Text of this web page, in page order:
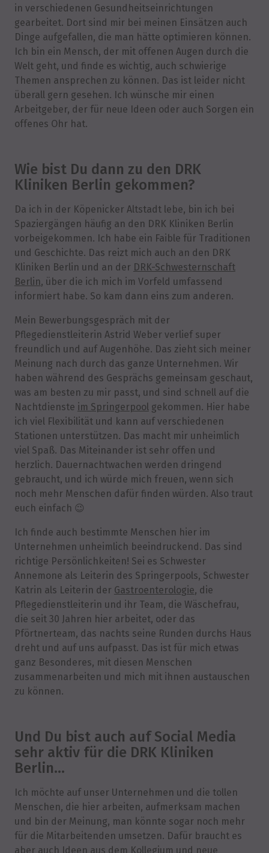
in verschiedenen Gesundheitseinrichtungen
gearbeitet. Dort sind mir bei meinen Einsätzen auch
Dinge aufgefallen, die man hätte optimieren können.
Ich bin ein Mensch, der mit offenen Augen durch die
Welt geht, und finde es wichtig, auch schwierige
Themen ansprechen zu können. Das ist leider nicht
überall gern gesehen. Ich wünsche mir einen
Arbeitgeber, der für neue Ideen oder auch Sorgen ein
offenes Ohr hat.
Wie bist Du dann zu den DRK
Kliniken Berlin gekommen?
Da ich in der Köpenicker Altstadt lebe, bin ich bei
Spaziergängen häufig an den DRK Kliniken Berlin
vorbeigekommen. Ich habe ein Faible für Traditionen
und Geschichte. Das reizt mich auch an den DRK
Kliniken Berlin und an der DRK-Schwesternschaft
Berlin, über die ich mich im Vorfeld umfassend
informiert habe. So kam dann eins zum anderen.
Mein Bewerbungsgespräch mit der
Pflegedienstleiterin Astrid Weber verlief super
freundlich und auf Augenhöhe. Das zieht sich meiner
Meinung nach durch das ganze Unternehmen. Wir
haben während des Gesprächs gemeinsam geschaut,
was am besten zu mir passt, und sind schnell auf die
Nachtdienste im Springerpoolgekommen. Hier habe
ich viel Flexibilität und kann auf verschiedenen
Stationen unterstützen. Das macht mir unheimlich
viel Spaß. Das Miteinander ist sehr offen und
herzlich. Dauernachtwachen werden dringend
gebraucht, und ich würde mich freuen, wenn sich
noch mehr Menschen dafür finden würden. Also traut
euch einfach 😉
Ich finde auch bestimmte Menschen hier im
Unternehmen unheimlich beeindruckend. Das sind
richtige Persönlichkeiten! Sei es Schwester
Annemone als Leiterin des Springerpools, Schwester
Katrin als Leiterin der Gastroenterologie, die
Pflegedienstleiterin und ihr Team, die Wäschefrau,
die seit 30 Jahren hier arbeitet, oder das
Pförtnerteam, das nachts seine Runden durchs Haus
dreht und auf uns aufpasst. Das ist für mich etwas
ganz Besonderes, mit diesen Menschen
zusammenarbeiten und mich mit ihnen austauschen
zu können.
Und Du bist auch auf Social Media
sehr aktiv für die DRK Kliniken
Berlin…
Ich möchte auf unser Unternehmen und die tollen
Menschen, die hier arbeiten, aufmerksam machen
und bin der Meinung, man könnte sogar noch mehr
für die Mitarbeitenden umsetzen. Dafür braucht es
aber auch Ideen aus dem Kollegium und neue